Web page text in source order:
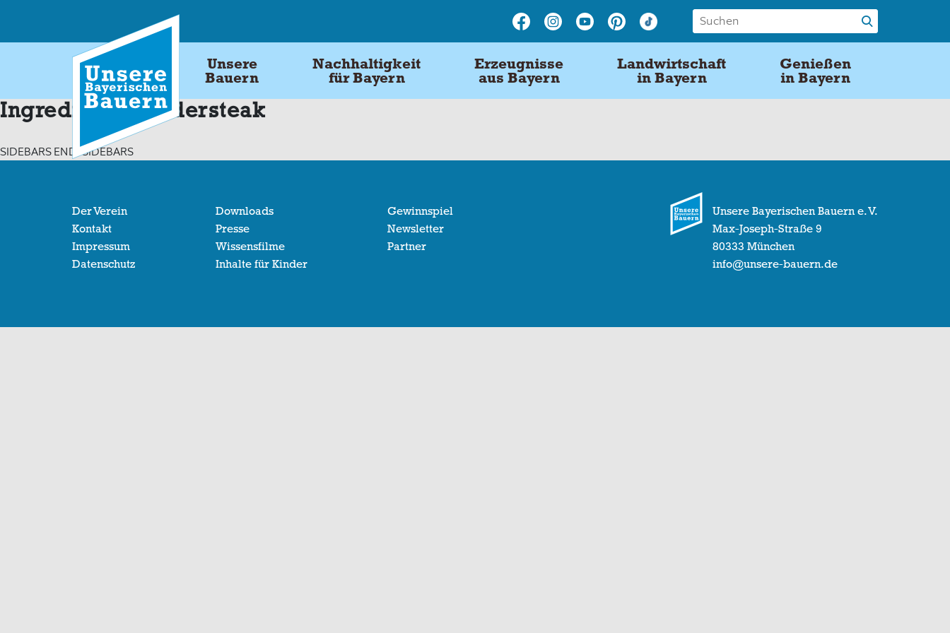
content
Unsere
Bauern
Nachhaltigkeit
für Bayern
Erzeugnisse
aus Bayern
Landwirtschaft
in Bayern
Genießen
in Bayern
Ingredients:Rindersteak
SIDEBARS END: SIDEBARS
Der Verein
Kontakt
Impressum
Datenschutz
Downloads
Presse
Wissensfilme
Inhalte für Kinder
Gewinnspiel
Newsletter
Partner
Unsere Bayerischen Bauern e. V.
Max-Joseph-Straße 9
80333 München
info@unsere-bauern.de